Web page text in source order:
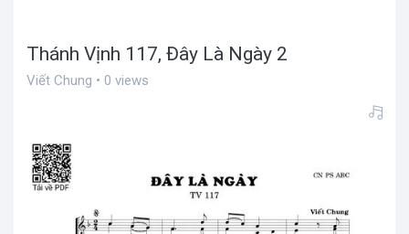
Thánh Vịnh 117, Đây Là Ngày 2
Viết Chung • 0 views